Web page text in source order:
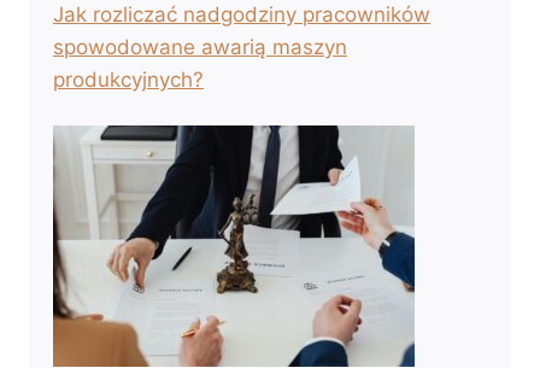
Jak rozliczać nadgodziny pracowników
spowodowane awarią maszyn
produkcyjnych?